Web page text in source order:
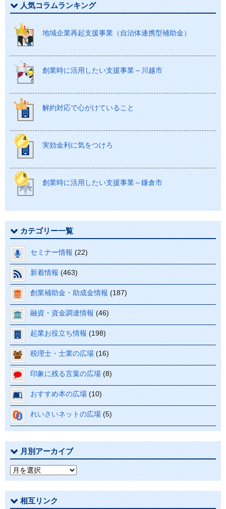
人気コラムランキング
地域企業再起支援事業（自治体連携型補助金）
創業時に活用したい支援事業～川越市
解約対応で心がけていること
実効金利に気をつけろ
創業時に活用したい支援事業～鎌倉市
カテゴリー一覧
セミナー情報 (22)
新着情報 (463)
創業補助金・助成金情報 (187)
融資・資金調達情報 (46)
起業お役立ち情報 (198)
税理士・士業の広場 (16)
印象に残る言葉の広場 (8)
おすすめ本の広場 (10)
れいさいネットの広場 (5)
月別アーカイブ
月
別
ア
ー 相互リンク